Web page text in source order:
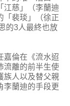
江慈」（李蘭迪
「裴琰」（徐正
的3人最終也放
嘉倫在《流水迢
流離的前半生使
族人以及替父親
李蘭迪的手段更